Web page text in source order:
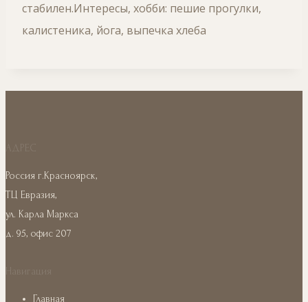
стабилен.Интересы, хобби: пешие прогулки,
калистеника, йога, выпечка хлеба
Россия г.Красноярск,
ТЦ Евразия,
ул. Карла Маркса
д. 95, офис 207
Навигация
Главная